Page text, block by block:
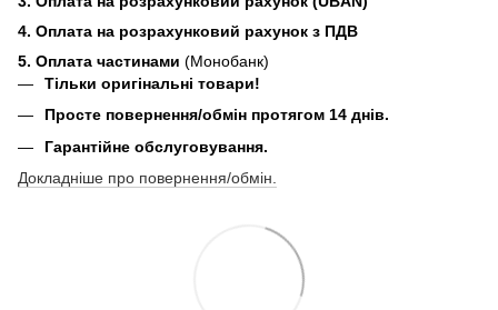
4. Оплата на розрахунковий рахунок з ПДВ
5. Оплата частинами (Монобанк)
Тільки оригінальні товари!
Просте повернення/обмін протягом 14 днів.
Гарантійне обслуговування.
Докладніше про повернення/обмін.